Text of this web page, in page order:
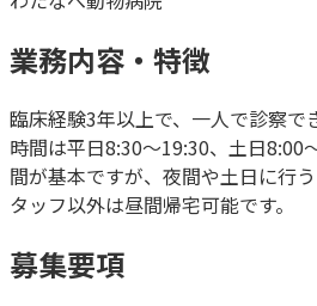
業務内容・特徴
臨床経験3年以上で、一人で診察で
時間は平日8:30～19:30、土日8:00
間が基本ですが、夜間や土日に行
タッフ以外は昼間帰宅可能です。
募集要項